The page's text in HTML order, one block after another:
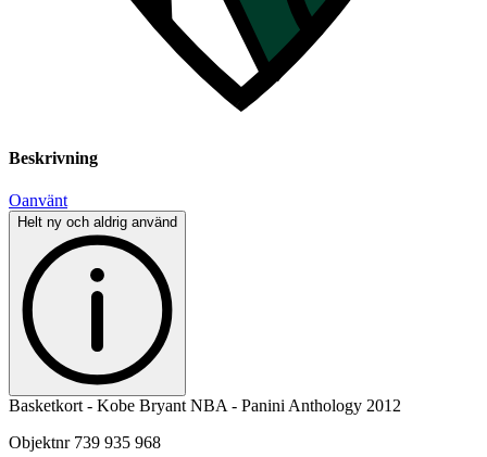
Beskrivning
Oanvänt
Helt ny och aldrig använd
Basketkort - Kobe Bryant NBA - Panini Anthology 2012
Objektnr 739 935 968